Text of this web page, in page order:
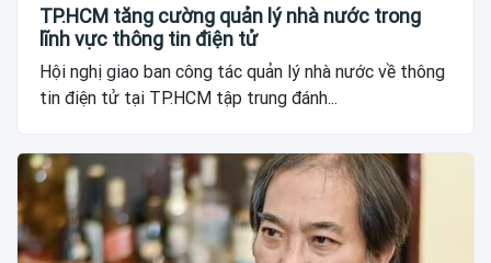
TP.HCM tăng cường quản lý nhà nước trong
lĩnh vực thông tin điện tử
Hội nghị giao ban công tác quản lý nhà nước về thông
tin điện tử tại TP.HCM tập trung đánh...